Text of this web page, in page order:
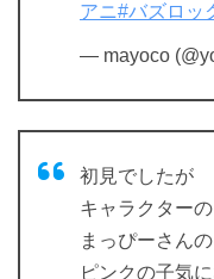
アニ#バズロッ
— mayoco
初見でしたが
キャラクター
まっぴーさん
ピンクの子気